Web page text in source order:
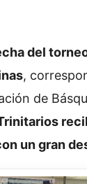
del
,
de
un gran